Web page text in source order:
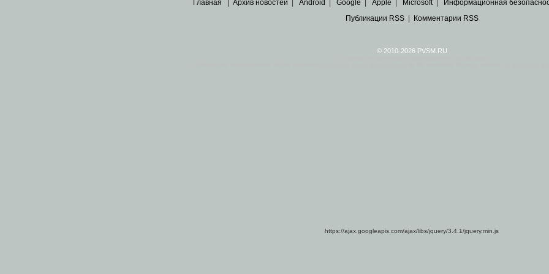
Главная Архив новостей Android Google Apple Microsoft| Информационная
Публикации RSS| Комментарии RSS
© 2010-2026 PVSM.RU
https://ajax.googleapis.com/ajax/libs/jquery/3.4.1/jquery.min.js